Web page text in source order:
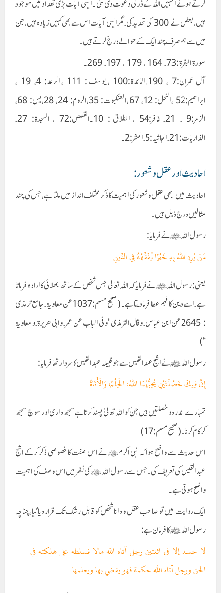
کرتے ہوئے انہیں اللہ کے ڈر کی دعوت دی گئی ۔ایسی آیات بڑی تعداد میں موجود
ہیں ،بعض نے 300 کی تحدید کی ،مگر ایسی آیات اس سے بھی کہیں زیادہ ہیں ،جن
میں سے ہم صرف چند ایک کے حوالے درج کرتے ہیں۔
سورۃ البقرۃ :73، 164 ، 179 ، 197، 269۔
آل عمران:7 ، 190، المائدۃ:100 ، یوسف : 111 ، الرعد: 4، 19 ،
ابراھیم:52 ،النحل : 12، 67، العنکبوت: 35، الروم: 24، 28، یس: 68،
الزمر:9 ، 21، غافر:54 ، الطلاق : 10۔القصص:72 ، السجدۃ: 27،
الذاریات:21،الجاثیہ:5، الحشر:2۔
احادیث اور عقل و شعور :
احادیث میں بھی عقل و شعور کی اہمیت کا ذکر مختلف انداز میں ملتا ہے ،جس کی چند
مثالیں درج ذیل ہیں۔
رسول اللہ ﷺ نے فرمایا:
مَنْ يُرِدِ اللهُ بِهِ خَيْرًا يُفَقِّهْهُ فِي الدِّينِ
یعنی: رسول اللہ ﷺ نے فرمایا کہ اللہ تعالی جس شخص کے ساتھ بھلائی کا ارادہ فرماتا
ہے ،اسے دین کا فہم عطا فرمادیتا ہے۔ ( صحیح مسلم:1037عن معاویۃ، جامع ترمذی
: 2645عن ابن عباس ، وقال الترمذی ’’و فی الباب عن عمر ، و ابی ھریرۃ ،و معاویۃ
‘‘)
رسول اللہ ﷺنے اشج عبد القیس سے جو قبیلہ عبد القیس کا سردار تھا فرمایا:
إِنَّ فِيكَ خَصْلَتَيْنِ يُحِبُّهُمَا اللهُ: الْحِلْمُ، وَالْأَنَاةُ
تمہارے اندر دو خصلتیں ہیں جن کو اللہ تعالیٰ پسند کرتا ہے سمجھ داری اور سوچ سمجھ
کر کام کرنا۔(صحیح مسلم:17)
اس حدیث سے واضح ہوا کہ نبی اکرمﷺ نے اس صفت کا خصوصی ذکر کرکے اشج
عبدالقیس کی تعریف کی۔ جس سے رسول اللہ ﷺ کی نظر میں اس وصف کی اہمیت
واضح ہوتی ہے۔
ایک روایت میں تو صاحب عقل و دانا شخص کو قابل رشک تک قرار دیا گیا ،چناچہ
رسول اللہﷺ کا فرمان ہے:
لا حسد إلا في اثنتين رجل آتاه الله مالا فسلطه علی هلکته في
الحق ورجل آتاه الله حکمة فهو يقضي بها ويعلمها